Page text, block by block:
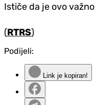
Ističe da je ovo
(RTRS)
Podijeli:
Link je kopiran!